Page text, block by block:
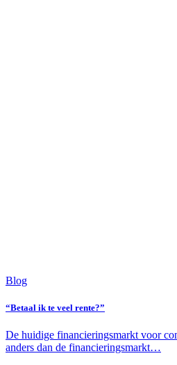
Blog
“Betaal ik te veel rente?”
De huidige financieringsmarkt voor
anders dan de financieringsmarkt…